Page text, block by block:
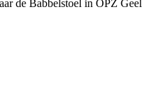
de Babbelstoel in OPZ Geel